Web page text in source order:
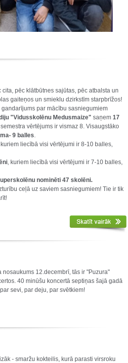
pēc klātbūtnes sajūtas, pēc atbalsta un
gaiteņos un smieklu dzirkstīm starpbrīžos!
par mācību sasniegumiem
"Vidusskolēnu Medusmaize" saņem 17
vērtējums ir vismaz 8. Visaugstāko
9 balles.
kuriem liecībā visi vērtējumi ir 8-10 balles,
, kuriem liecībā visi vērtējumi ir 7-10 balles,
nominēti 47 skolēni.
ceļā uz saviem sasniegumiem! Tie ir tik
12.decembrī, tās ir "Puzura"
40 minūšu koncertā septiņas šajā gadā
sevi, par deju, par svētkiem!
- smaržu kokteilis, kurā parasti virsroku